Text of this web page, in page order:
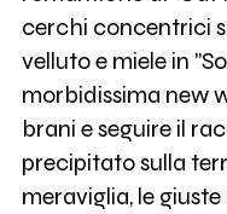
cerchi concentrici
velluto e miele in
morbidissima new
brani e seguire il
precipitato sulla
meraviglia, le